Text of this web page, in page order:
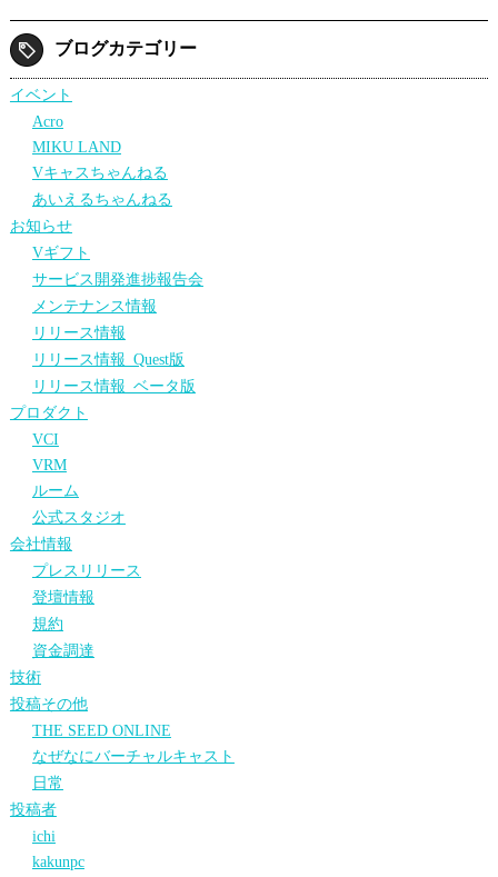
ブログカテゴリー
イベント
Acro
MIKU LAND
Vキャスちゃんねる
あいえるちゃんねる
お知らせ
Vギフト
サービス開発進捗報告会
メンテナンス情報
リリース情報
リリース情報_Quest版
リリース情報_ベータ版
プロダクト
VCI
VRM
ルーム
公式スタジオ
会社情報
プレスリリース
登壇情報
規約
資金調達
技術
投稿その他
THE SEED ONLINE
なぜなにバーチャルキャスト
日常
投稿者
ichi
kakunpc